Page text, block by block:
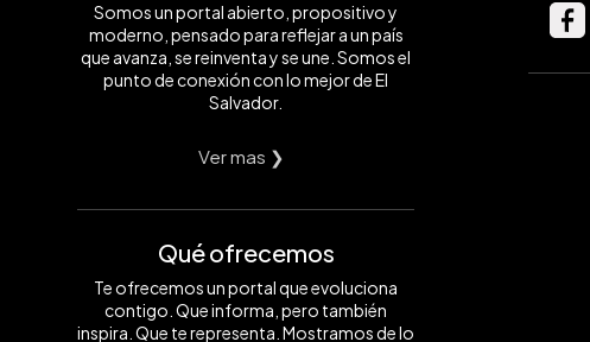
Somos un portal abierto, propositivo y
moderno, pensado para reflejar a un país
que avanza, se reinventa y se une. Somos el
punto de conexión con lo mejor de El
Salvador.
Ver mas ❯
Qué ofrecemos
Te ofrecemos un portal que evoluciona
contigo. Que informa, pero también
inspira. Que te representa. Mostramos de lo